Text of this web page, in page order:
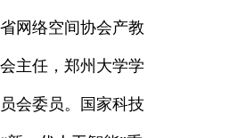
网络空间协会产教
主任，郑州大学学
会委员。国家科技